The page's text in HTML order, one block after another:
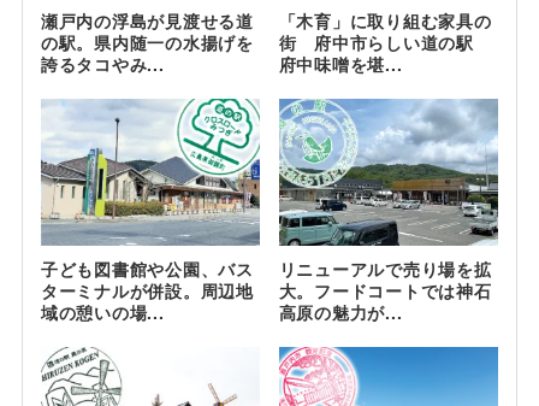
瀬戸内の浮島が見渡せる道
の駅。県内随一の水揚げを
誇るタコやみ...
「木育」に取り組む家具の
街 府中市らしい道の駅
府中味噌を堪...
子ども図書館や公園、バス
ターミナルが併設。周辺地
域の憩いの場...
リニューアルで売り場を拡
大。フードコートでは神石
高原の魅力が...